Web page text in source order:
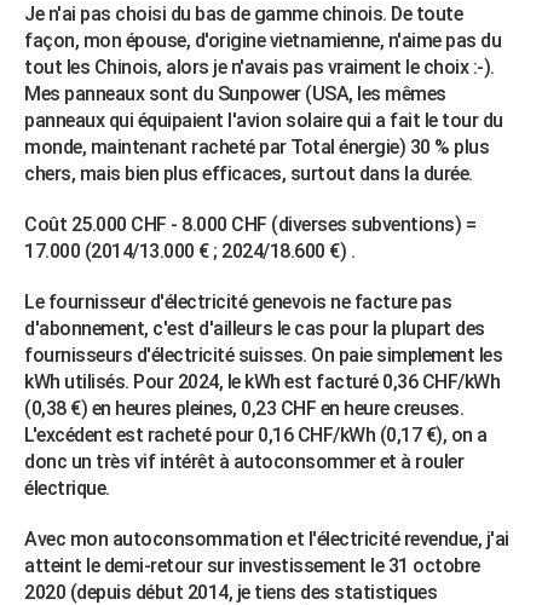
Je n'ai pas choisi du bas de gamme chinois. De toute
façon, mon épouse, d'origine vietnamienne, n'aime pas du
tout les Chinois, alors je n'avais pas vraiment le choix :-).
Mes panneaux sont du Sunpower (USA, les mêmes
panneaux qui équipaient l'avion solaire qui a fait le tour du
monde, maintenant racheté par Total énergie) 30 % plus
chers, mais bien plus efficaces, surtout dans la durée.
Coût 25.000 CHF - 8.000 CHF (diverses subventions) =
17.000 (2014/13.000 € ; 2024/18.600 €) .
Le fournisseur d'électricité genevois ne facture pas
d'abonnement, c'est d'ailleurs le cas pour la plupart des
fournisseurs d'électricité suisses. On paie simplement les
kWh utilisés. Pour 2024, le kWh est facturé 0,36 CHF/kWh
(0,38 €) en heures pleines, 0,23 CHF en heure creuses.
L'excédent est racheté pour 0,16 CHF/kWh (0,17 €), on a
donc un très vif intérêt à autoconsommer et à rouler
électrique.
Avec mon autoconsommation et l'électricité revendue, j'ai
atteint le demi-retour sur investissement le 31 octobre
2020 (depuis début 2014, je tiens des statistiques